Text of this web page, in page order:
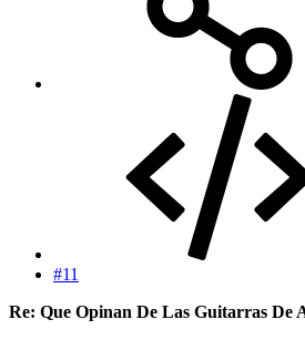
#11
Re: Que Opinan De Las Guitarras De